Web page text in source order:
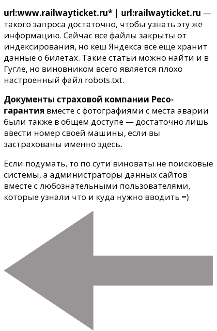
url:www.railwayticket.ru* | url:railwayticket.ru —
такого запроса достаточно, чтобы узнать эту же
информацию. Сейчас все файлы закрыты от
индексирования, но кеш Яндекса все еще хранит
данные о билетах. Такие статьи можно найти и в
Гугле, но виновником всего является плохо
настроенный файл robots.txt.
Документы страховой компании Ресо-
гарантия вместе с фотографиями с места аварии
были также в общем доступе — достаточно лишь
ввести номер своей машины, если вы
застрахованы именно здесь.
Если подумать, то по сути виноваты не поисковые
системы, а администраторы данных сайтов
вместе с любознательными пользователями,
которые узнали что и куда нужно вводить =)